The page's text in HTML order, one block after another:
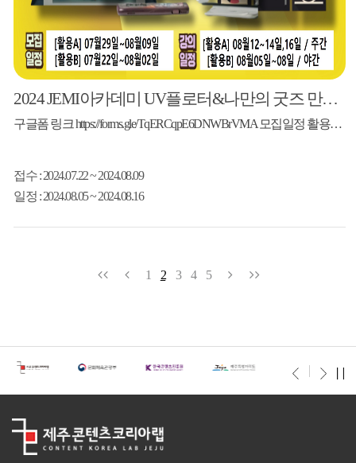
2024 JEMI아카데미 UV플로터&나만의 굿즈 만들기
구글폼 링크 https://forms.gle/TqERCqpE6DNWBrVMA 모집일정 활용A 2024.7.29 ~ 8.9
접수: 2024.07.22 ~ 2024.08.09
일정 : 2024.08.05 ~ 2024.08.16
1 2 3 4 5